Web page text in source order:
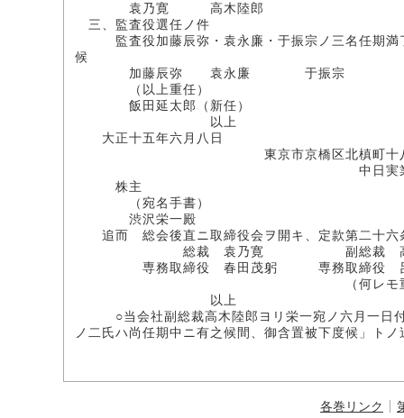
袁乃寛 高木陸郎
三、監査役選任ノ件
監査役加藤辰弥・袁永廉・于振宗ノ三名任期満了
候
加藤辰弥 袁永廉 于振宗
（以上重任）
飯田延太郎（新任）
以上
大正十五年六月八日
東京市京橋区北槙町十八
中日実業株式
株主
（宛名手書）
渋沢栄一殿
追而 総会後直ニ取締役会ヲ開キ、定款第二十六
総裁 袁乃寛 副総裁 高木
専務取締役 春田茂躬 専務取締役
（何レモ重任
以上
○当会社副総裁高木陸郎ヨリ栄一宛ノ六月一日付
ノ二氏ハ尚任期中ニ有之候間、御含置被下度候」トノ
各巻リンク